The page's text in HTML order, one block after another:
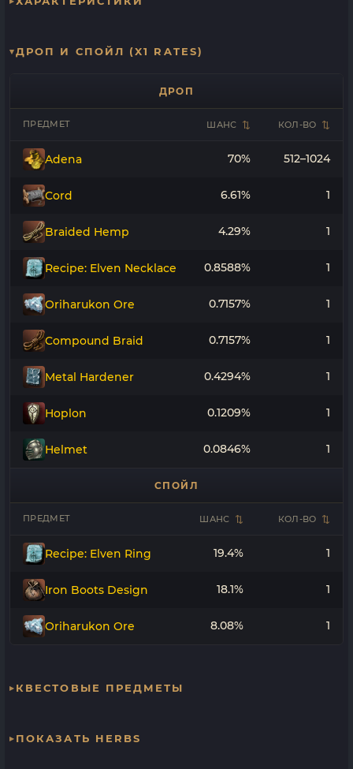
ДРОП И СПОЙЛ (X1 RATES)
ДРОП
ПРЕДМЕТ ШАНС КОЛ-ВО
Adena 70% 512–1024
Cord 6.61% 1
Braided Hemp 4.29% 1
Recipe: Elven Necklace 0.8588% 1
Oriharukon Ore 0.7157% 1
Compound Braid 0.7157% 1
Metal Hardener 0.4294% 1
Hoplon 0.1209% 1
Helmet 0.0846% 1
СПОЙЛ
ПРЕДМЕТ ШАНС КОЛ-ВО
Recipe: Elven Ring 19.4% 1
Iron Boots Design 18.1% 1
Oriharukon Ore 8.08% 1
КВЕСТОВЫЕ ПРЕДМЕТЫ
ПОКАЗАТЬ HERBS